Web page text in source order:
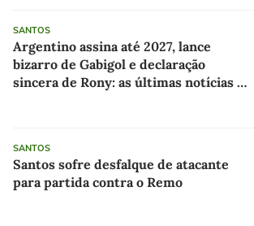
SANTOS
Argentino assina até 2027, lance
bizarro de Gabigol e declaração
sincera de Rony: as últimas notícias do
SANTOS
Santos sofre desfalque de atacante
para partida contra o Remo